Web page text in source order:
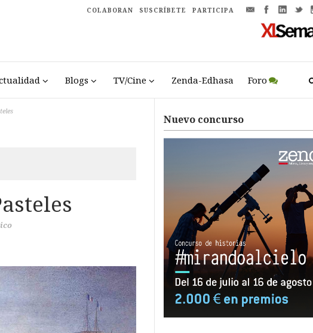
COLABORAN SUSCRÍBETE PARTICIPA
Blogs TV/Cine Zenda-Edhasa Foro
Nuevo concurso